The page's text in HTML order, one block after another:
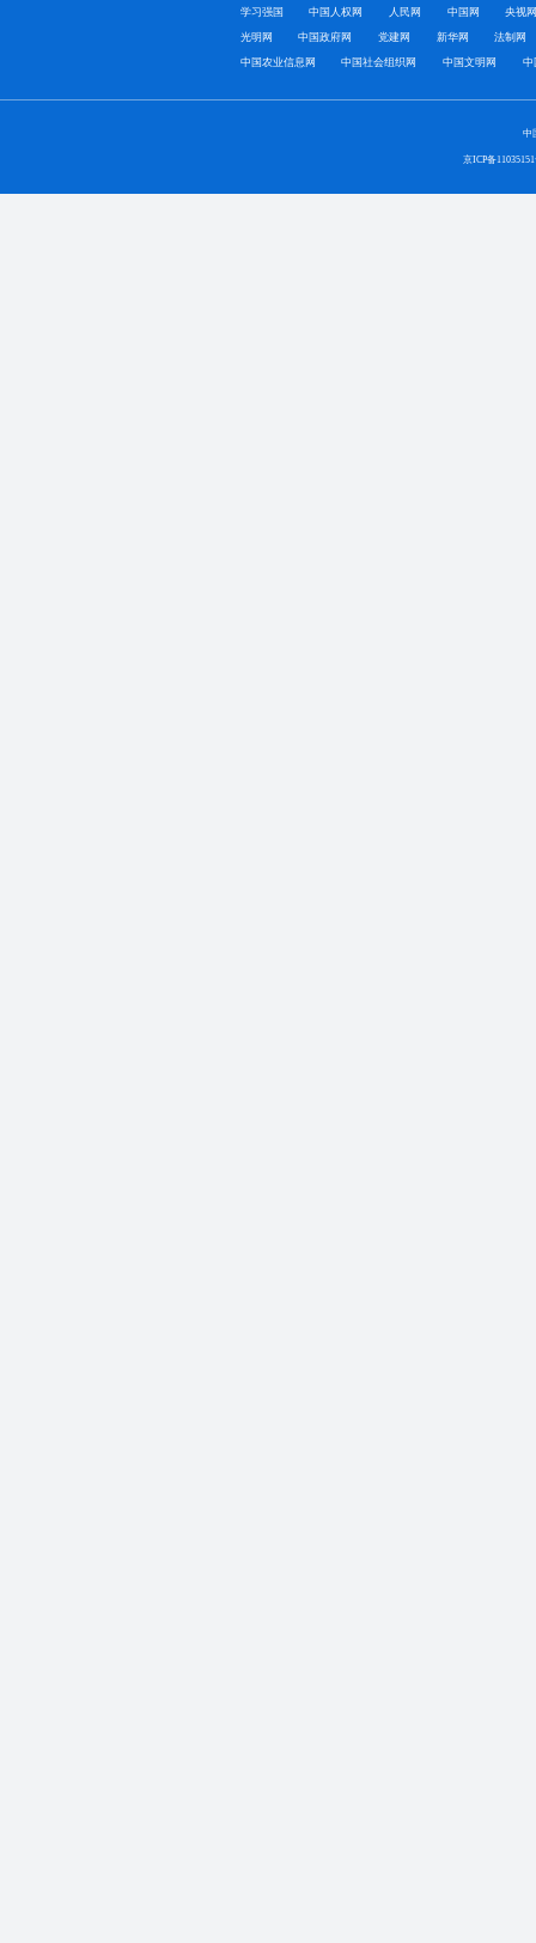
学习强国 中国人权网 人民网 中国网 央视
光明网 中国政府网 党建网 新华网 法制网
中国农业信息网 中国社会组织网 中国文明网 中
中
京ICP备